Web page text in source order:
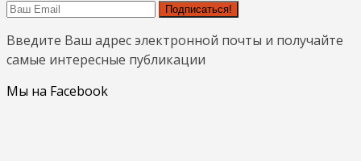
Подписаться!
Введите Ваш адрес электронной почты и получайте
самые интересные публикации
Мы на Facebook